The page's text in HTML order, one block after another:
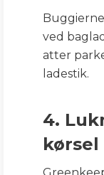
ved
atter
ladestik.
4.